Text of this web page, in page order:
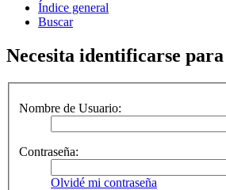
Índice general
Buscar
Necesita identificarse
Nombre de Usuario:
Contraseña:
Olvidé mi contraseña